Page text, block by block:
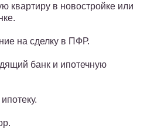
квартиру в новостройке или
на сделку в ПФР.
банк и ипотечную